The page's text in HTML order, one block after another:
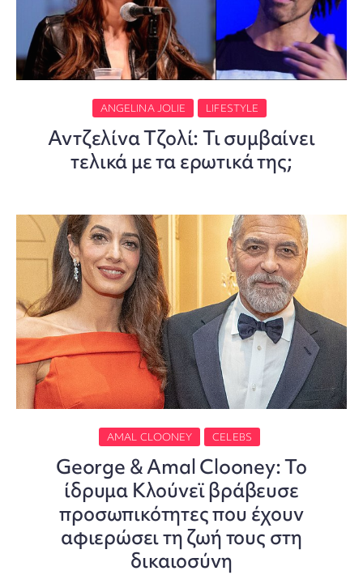
ANGELINA JOLIE LIFESTYLE
Αντζελίνα Τζολί: Τι συμβαίνει
τελικά με τα ερωτικά της;
AMAL CLOONEY CELEBS
George & Amal Clooney: Το
ίδρυμα Κλούνεϊ βράβευσε
προσωπικότητες που έχουν
αφιερώσει τη ζωή τους στη
δικαιοσύνη